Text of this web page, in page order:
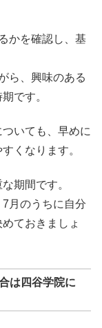
かを確認し、基
ら、興味のある
です。
いても、早めに
くなります。
期間です。
月のうちに自分
ておきましょ
は四谷学院に